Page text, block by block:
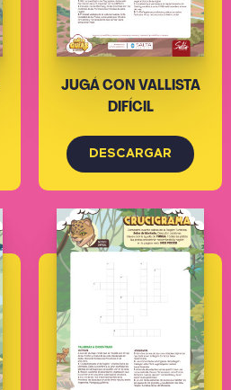
JUGÁ CON VALLISTA
DIFÍCIL
DESCARGAR